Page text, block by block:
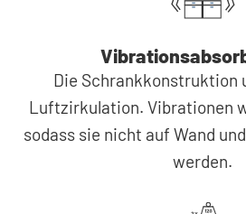
Die Schrankkonstruktion
Luftzirkulation. Vibrationen
sodass sie nicht auf Wand
werden.